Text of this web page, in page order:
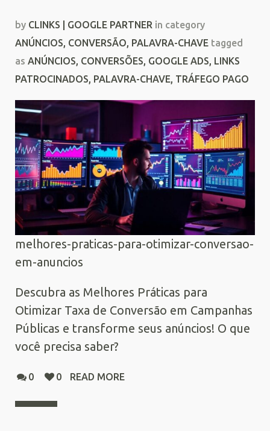
by CLINKS | GOOGLE PARTNER in category
ANÚNCIOS, CONVERSÃO, PALAVRA-CHAVE tagged
as ANÚNCIOS, CONVERSÕES, GOOGLE ADS, LINKS
PATROCINADOS, PALAVRA-CHAVE, TRÁFEGO PAGO
melhores-praticas-para-otimizar-conversao-
em-anuncios
Descubra as Melhores Práticas para
Otimizar Taxa de Conversão em Campanhas
Públicas e transforme seus anúncios! O que
você precisa saber?
0 0 READ MORE